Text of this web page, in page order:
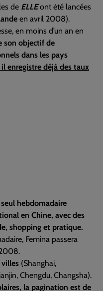
de ELLEont été lancées
en avril 2008).
en moins d’un an en
son objectif de
dans les pays
enregistre déjà des taux
hebdomadaire
en Chine, avec des
shopping et pratique.
Femina passera
villes (Shanghai,
Chengdu, Changsha).
la pagination est de